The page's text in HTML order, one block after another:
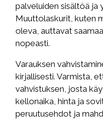
palveluiden sisältöä ja
Muuttolaskurit, kuten
oleva, auttavat
nopeasti.
Varauksen
kirjallisesti. Varmista,
vahvistuksen, josta
kellonaika, hinta ja
peruutusehdot ja